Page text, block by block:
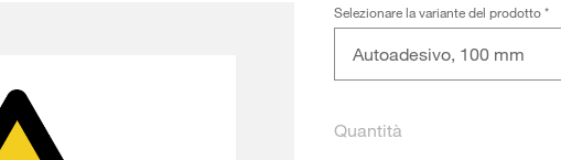
Selezionare la variante del prodotto*
Autoadesivo, 100 mm
Quantità